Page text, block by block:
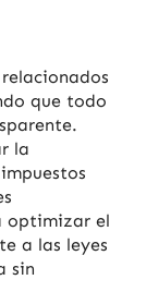
que todo
la
optimizar el
a las leyes
sin